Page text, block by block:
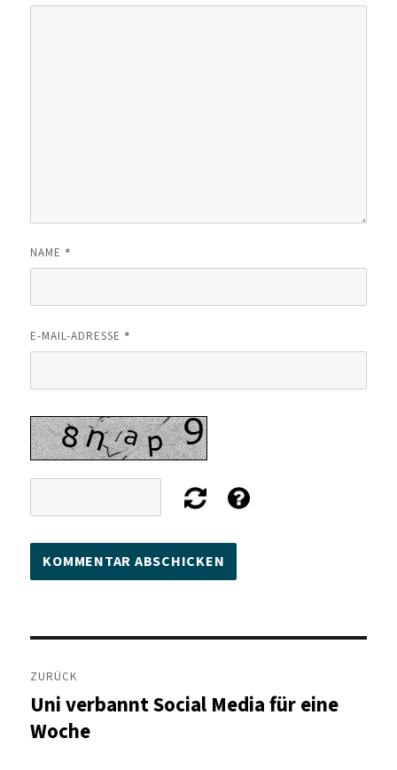
NAME *
E-MAIL-ADRESSE *
Beitragsnavigation
ZURÜCK
Vorheriger
Beitrag:
Uni verbannt Social Media für eine
Woche